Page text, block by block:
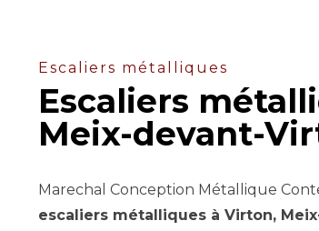
Escaliers métalliques
Escaliers
Meix-devant-
Marechal Conception Métallique
escaliers métalliques à Virton,